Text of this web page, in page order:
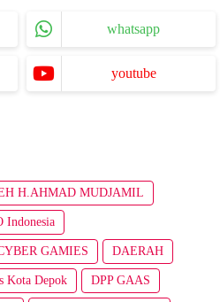
whatsapp
youtube
H.AHMAD MUDJAMIL
Indonesia
GAMIES DAERAH
Kota Depok DPP GAAS